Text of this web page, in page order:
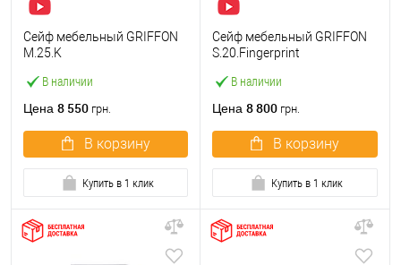
В наличии
Сейф мебельный GRIFFON
M.25.K
Цена 8 550 грн.
В корзину
Купить в 1 клик
В наличии
Сейф мебельный GRIFFON
S.20.Fingerprint
Цена 8 800 грн.
В корзину
Купить в 1 клик